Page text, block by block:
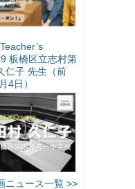
板橋区立志村第
仁子 先生（前
4日）
ニュース一覧 >>